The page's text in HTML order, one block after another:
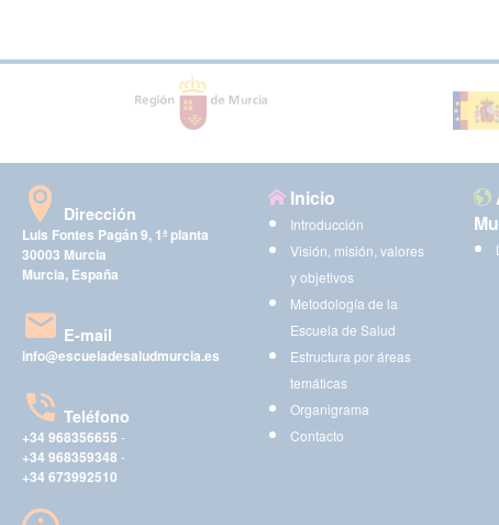
Dirección
Luis Fontes Pagán 9, 1ª planta
30003 Murcia
Murcia, España
E-mail
info@escueladesaludmurcia.es
Teléfono
+34 968356655 -
+34 968359348 -
+34 673992510
Inicio
Introducción
Visión, misión, valores
y objetivos
Metodología de la
Escuela de Salud
Estructura por áreas
temáticas
Organigrama
Contacto